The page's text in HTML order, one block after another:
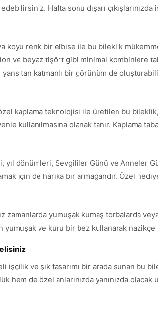
Hafta sonu dışarı
koyu renk bir elbise ile bu bileklik
ve beyaz tişört gibi minimal kombinlere
yansıtan katmanlı bir görünüm de
kaplama teknolojisi ile üretilen bu
kullanılmasına olanak tanır. Kaplama
yıl dönümleri, Sevgililer Günü ve Anneler
için de harika bir armağandır. Özel
zamanlarda yumuşak kumaş torbalarda
yumuşak ve kuru bir bez kullanarak
işçilik ve şık tasarımı bir arada sunan bu
hem de özel anlarınızda yanınızda